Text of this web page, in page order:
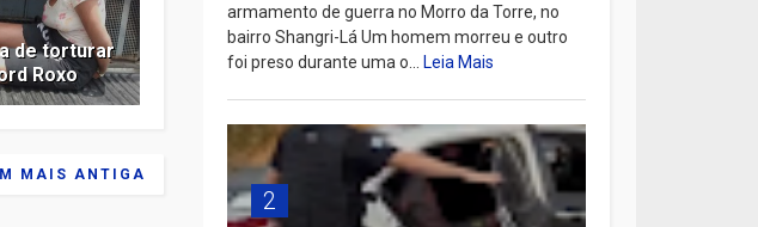
de torturar
Roxo
MAIS ANTIGA
armamento de guerra no Morro da Torre, no
bairro Shangri-Lá Um homem morreu e outro
foi preso durante uma o...Leia Mais
2